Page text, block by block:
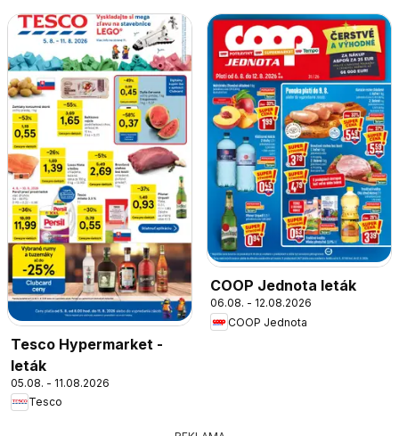
Tesco Hypermarket -
leták
05.08. - 11.08.2026
Tesco
COOP Jednota leták
06.08. - 12.08.2026
COOP Jednota